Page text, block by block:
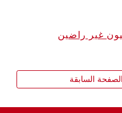
غير راضين
السابقة